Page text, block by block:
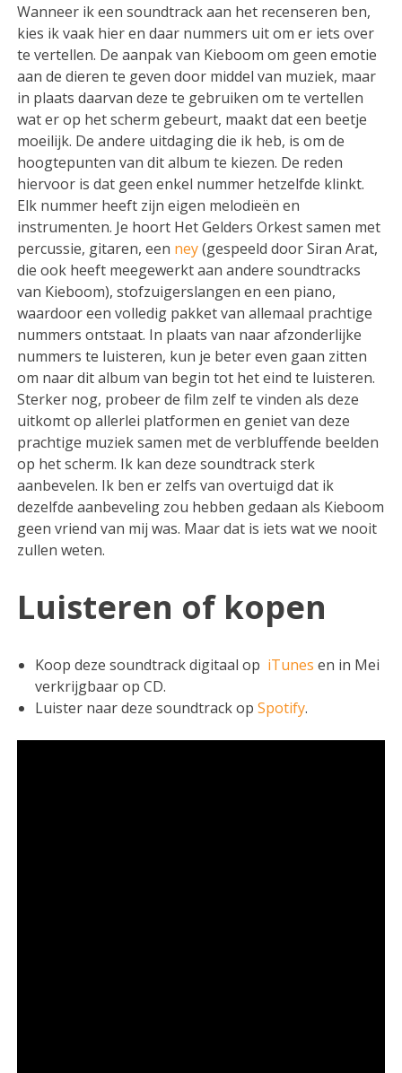
Wanneer ik een soundtrack aan het recenseren ben,
kies ik vaak hier en daar nummers uit om er iets over
te vertellen. De aanpak van Kieboom om geen emotie
aan de dieren te geven door middel van muziek, maar
in plaats daarvan deze te gebruiken om te vertellen
wat er op het scherm gebeurt, maakt dat een beetje
moeilijk. De andere uitdaging die ik heb, is om de
hoogtepunten van dit album te kiezen. De reden
hiervoor is dat geen enkel nummer hetzelfde klinkt.
Elk nummer heeft zijn eigen melodieën en
instrumenten. Je hoort Het Gelders Orkest samen met
percussie, gitaren, een ney(gespeeld door Siran Arat,
die ook heeft meegewerkt aan andere soundtracks
van Kieboom), stofzuigerslangen en een piano,
waardoor een volledig pakket van allemaal prachtige
nummers ontstaat. In plaats van naar afzonderlijke
nummers te luisteren, kun je beter even gaan zitten
om naar dit album van begin tot het eind te luisteren.
Sterker nog, probeer de film zelf te vinden als deze
uitkomt op allerlei platformen en geniet van deze
prachtige muziek samen met de verbluffende beelden
op het scherm. Ik kan deze soundtrack sterk
aanbevelen. Ik ben er zelfs van overtuigd dat ik
dezelfde aanbeveling zou hebben gedaan als Kieboom
geen vriend van mij was. Maar dat is iets wat we nooit
zullen weten.
Luisteren of kopen
Koop deze soundtrack digitaal op iTunes en in Mei
verkrijgbaar op CD.
Luister naar deze soundtrack opSpotify.